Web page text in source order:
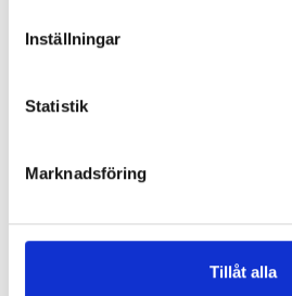
Inställningar
Statistik
Marknadsföring
Tillåt alla
Så mycket tjänar
Så mycket tjänar 260